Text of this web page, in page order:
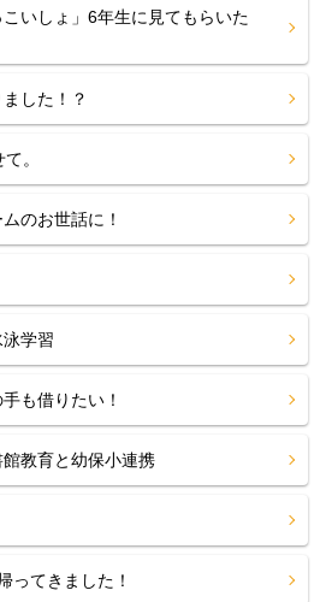
こいしょ」6年生に見てもらいた
した！？
。
のお世話に！
泳学習
も借りたい！
教育と幼保小連携
ってきました！